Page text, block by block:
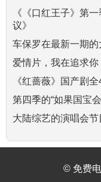
《《口红王子》第
议》
车保罗在最新一期
爱情片，我在追求你
《红蔷薇》国产剧
第四季的“如果国宝
大陆综艺的演唱会
© 免费